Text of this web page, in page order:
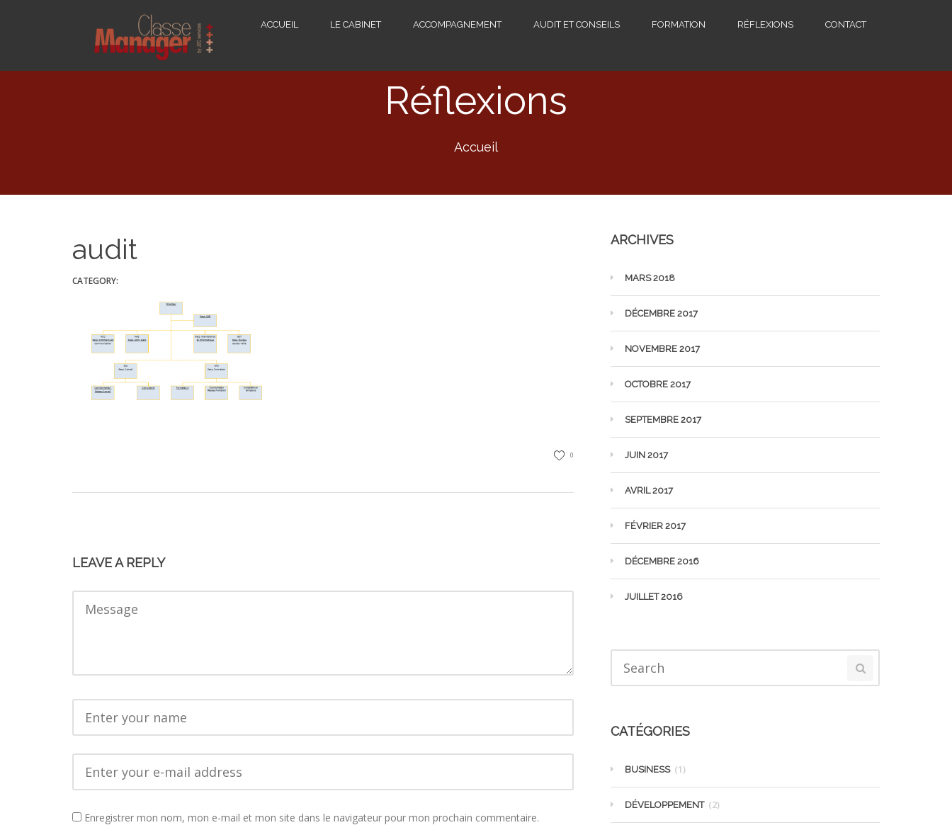
ACCUEIL LE CABINET ACCOMPAGNEMENT AUDIT ET CONSEILS FORMATION RÉFLEXIONS CONTACT
Réflexions
Accueil
audit
CATEGORY:
0
LEAVE A REPLY
Enregistrer mon nom, mon e-mail et mon site dans le navigateur pour mon prochain commentaire.
ARCHIVES
MARS 2018
DÉCEMBRE 2017
NOVEMBRE 2017
OCTOBRE 2017
SEPTEMBRE 2017
JUIN 2017
AVRIL 2017
FÉVRIER 2017
DÉCEMBRE 2016
JUILLET 2016
CATÉGORIES
BUSINESS (1)
DÉVELOPPEMENT (2)